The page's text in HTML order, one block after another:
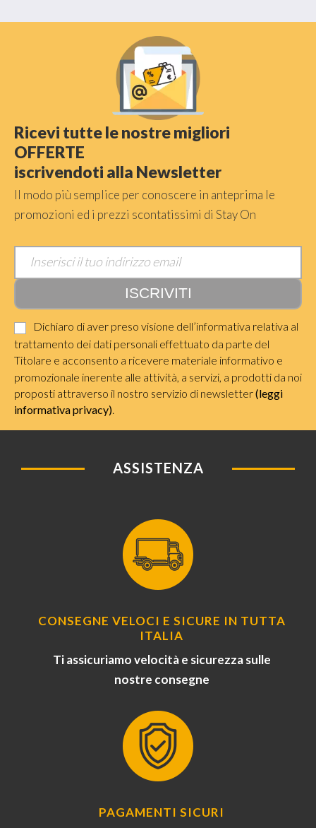
Ricevi tutte le nostre migliori
OFFERTE
iscrivendoti alla Newsletter
Il modo più semplice per conoscere in anteprima le
promozioni ed i prezzi scontatissimi di Stay On
Dichiaro di aver preso visione dell’informativa relativa al
trattamento dei dati personali effettuato da parte del
Titolare e acconsento a ricevere materiale informativo e
promozionale inerente alle attività, a servizi, a prodotti da noi
proposti attraverso il nostro servizio di newsletter(leggi
informativa privacy).
ASSISTENZA
CONSEGNE VELOCI E SICURE IN TUTTA
ITALIA
Ti assicuriamo velocità e sicurezza sulle
nostre consegne
PAGAMENTI SICURI